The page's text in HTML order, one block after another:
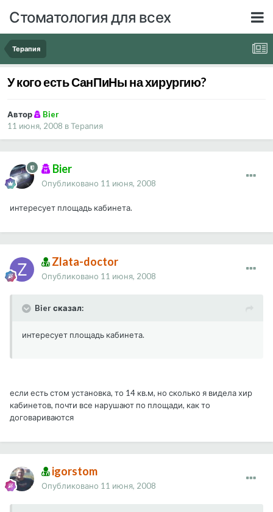
Стоматология для всех
Терапия
У кого есть СанПиНы на хирургию?
Автор
Bier
11 июня, 2008 вТерапия
Bier
Опубликовано 11 июня, 2008
интересует площадь кабинета.
Zlata-doctor
Опубликовано 11 июня, 2008
Bier сказал:
интересует площадь кабинета.
если есть стом установка, то 14 кв.м, но сколько я видела хир
кабинетов, почти все нарушают по площади, как то
договариваются
igorstom
Опубликовано 11 июня, 2008